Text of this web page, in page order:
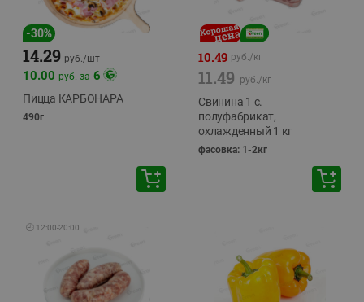
-30%
14.29 руб./шт
10.00 руб. за 6
Пицца КАРБОНАРА
490г
10.49 руб./кг
11.49 руб./кг
Свинина 1 с.
полуфабрикат,
охлажденный 1 кг
фасовка: 1-2кг
🕘 12:00-20:00